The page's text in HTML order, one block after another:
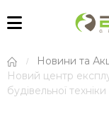
Новини та
Новий центр
будівельної техніки